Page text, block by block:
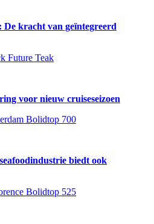
kracht van geïntegreerd
voor nieuw cruiseseizoen
biedt ook